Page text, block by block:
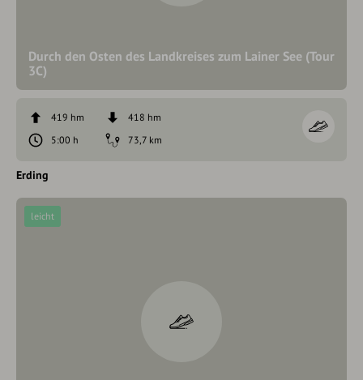
Durch den Osten des Landkreises zum Lainer See (Tour
3C)
419 hm
418 hm
5:00 h
73,7 km
Erding
leicht